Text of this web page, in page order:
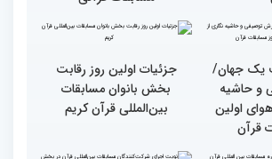
مردم از
سوالات
چهلمین
انس با قرآن بهترین نقشه
راه برای زندگی افراد مختلف